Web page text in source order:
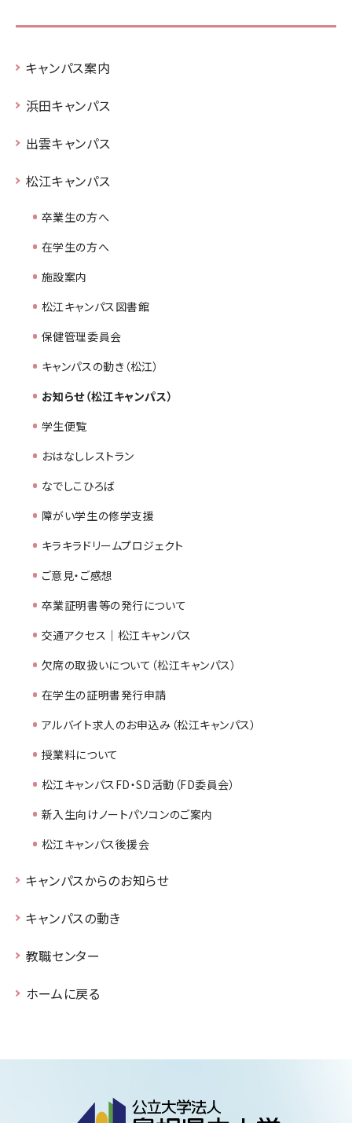
キャンパス案内
浜田キャンパス
出雲キャンパス
松江キャンパス
卒業生の方へ
在学生の方へ
施設案内
松江キャンパス図書館
保健管理委員会
キャンパスの動き（松江）
お知らせ（松江キャンパス）
学生便覧
おはなしレストラン
なでしこひろば
障がい学生の修学支援
キラキラドリームプロジェクト
ご意見・ご感想
卒業証明書等の発行について
交通アクセス｜松江キャンパス
欠席の取扱いについて（松江キャンパス）
在学生の証明書発行申請
アルバイト求人のお申込み（松江キャンパス）
授業料について
松江キャンパスFD・SD活動（FD委員会）
新入生向けノートパソコンのご案内
松江キャンパス後援会
キャンパスからのお知らせ
キャンパスの動き
教職センター
ホームに戻る